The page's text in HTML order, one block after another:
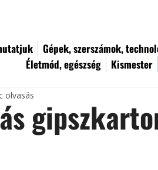
Gépek, szerszámok,
Életmód, egészség
Kismester
olvasás